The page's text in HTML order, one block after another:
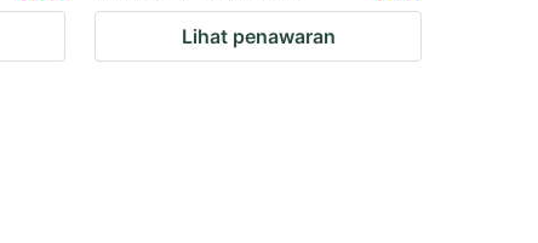
Lihat penawaran